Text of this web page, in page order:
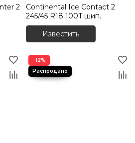
2
Continental Ice Contact 2
245/45 R18 100T шип.
Известить
−12%